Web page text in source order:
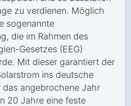
zu verdienen. Möglich
sogenannte
die im Rahmen des
Gesetzes (EEG)
Mit dieser garantiert der
ins deutsche
angebrochene Jahr
20 Jahre eine feste